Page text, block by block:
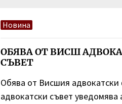
Новина
ОБЯВА ОТ ВИСШ
СЪВЕТ
Обява от Висшия адвокатски
адвокатски съвет уведомява